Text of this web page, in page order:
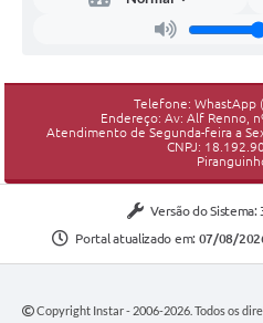
Telefone: WhastApp
Endereço: Av: Alf Renno,
Atendimento de Segunda-feira a
CNPJ:
Versão do Sistema:
Portal atualizado em: 07/08/
Copyright Instar - 2006-2026. Todos os